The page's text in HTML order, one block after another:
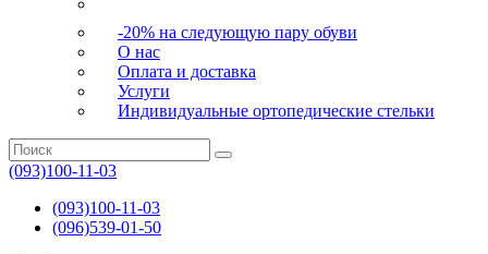
-20% на следующую пару обуви
О нас
Оплата и доставка
Услуги
Индивидуальные ортопедические стельки
(093)100-11-03
(093)100-11-03
(096)539-01-50